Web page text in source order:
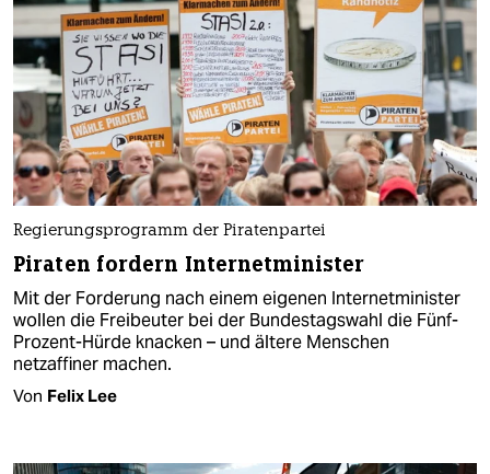
Regierungsprogramm der Piratenpartei
Piraten fordern Internetminister
Mit der Forderung nach einem eigenen Internetminister
wollen die Freibeuter bei der Bundestagswahl die Fünf-
Prozent-Hürde knacken – und ältere Menschen
netzaffiner machen.
Von Felix Lee